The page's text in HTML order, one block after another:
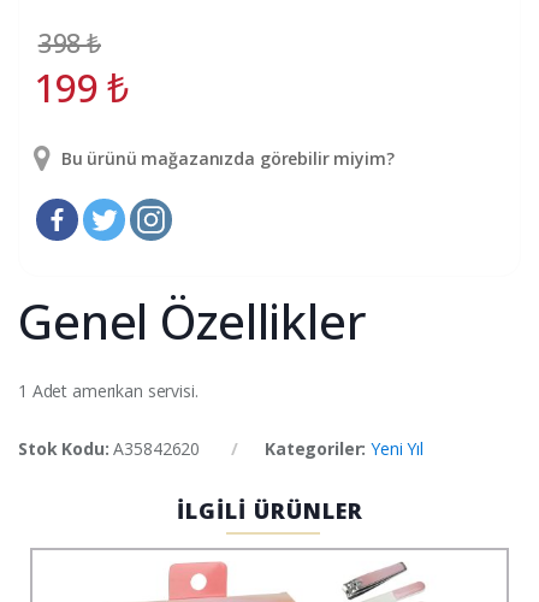
398₺
199₺
Bu ürünü mağazanızda görebilir miyim?
Genel Özellikler
1 Adet amerıkan servisi.
Stok Kodu:A35842620 Kategoriler:Yeni Yıl
İLGİLİ ÜRÜNLER